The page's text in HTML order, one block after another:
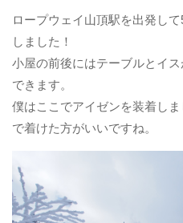
ロープウェイ山頂駅を出発し
しました！
小屋の前後にはテーブルとイ
できます。
僕はここでアイゼンを装着し
で着けた方がいいですね。